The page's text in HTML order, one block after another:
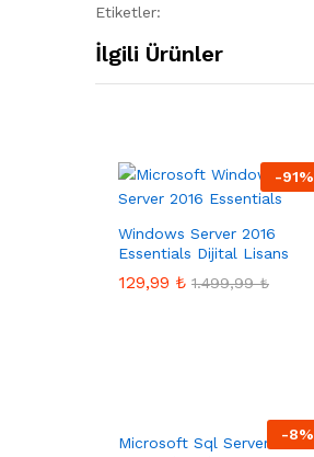
Etiketler:
İlgili Ürünler
-91%
Windows Server 2016
Essentials Dijital Lisans
129,99 ₺ 1.499,99₺
-8%
Microsoft Sql Server 2017